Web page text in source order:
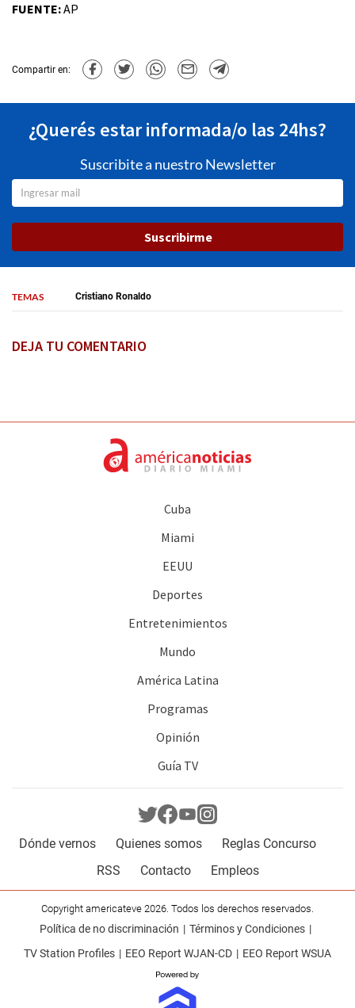
FUENTE:AP
Compartir en:
¿Querés estar informada/o las 24hs?
Suscribite a nuestro Newsletter
Suscribirme
TEMAS Cristiano Ronaldo
DEJA TU COMENTARIO
Cuba
Miami
EEUU
Deportes
Entretenimientos
Mundo
América Latina
Programas
Opinión
Guía TV
Dónde vernos Quienes somos
Reglas Concurso
RSS
Contacto Empleos
Copyright americateve 2026. Todos los derechos reservados.
Política de no discriminación
Términos y Condiciones
TV Station Profiles
EEO Report WJAN-CD EEO Report WSUA